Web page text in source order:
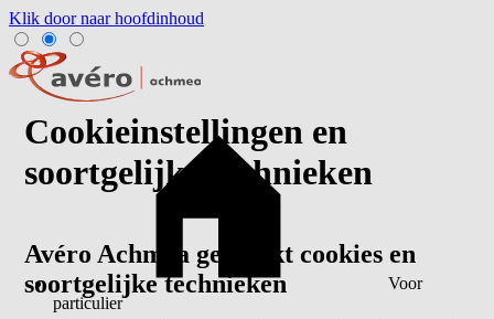
Klik door naar hoofdinhoud
Voor
particulier
Cookieinstellingen en
soortgelijke technieken
Avéro Achmea gebruikt cookies en
soortgelijke technieken